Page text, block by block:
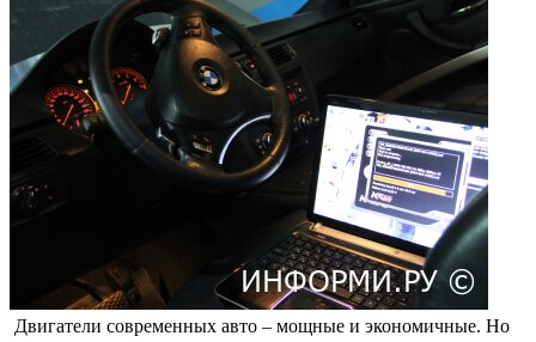
Двигатели современных авто – мощные и экономичные. Но